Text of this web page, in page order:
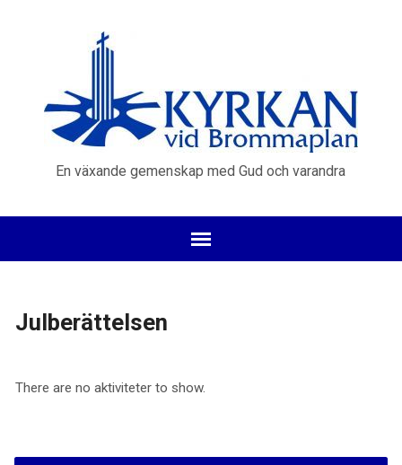
En växande gemenskap med Gud och varandra
Julberättelsen
There are no aktiviteter to show.